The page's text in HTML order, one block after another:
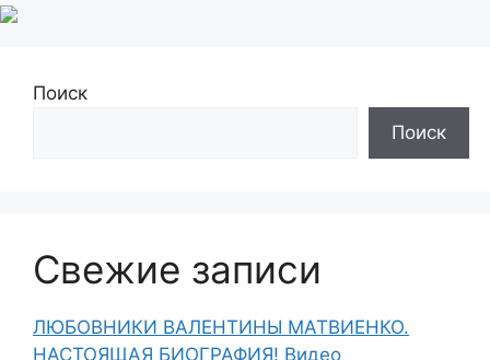
Поиск
Поиск
Свежие записи
ЛЮБОВНИКИ ВАЛЕНТИНЫ МАТВИЕНКО.
НАСТОЯЩАЯ БИОГРАФИЯ! Видео